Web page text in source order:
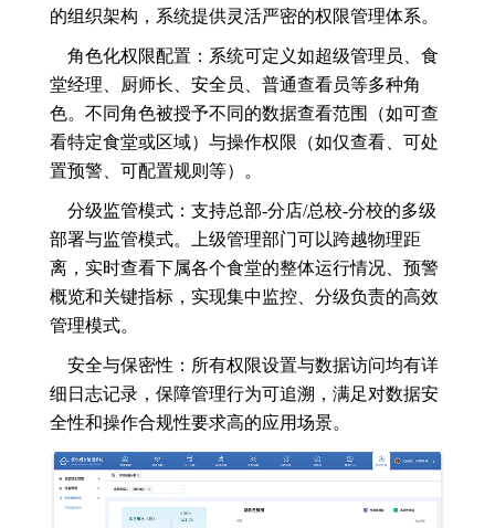
的组织架构，系统提供灵活严密的权限管理体系。
角色化权限配置：系统可定义如超级管理员、食
堂经理、厨师长、安全员、普通查看员等多种角
色。不同角色被授予不同的数据查看范围（如可查
看特定食堂或区域）与操作权限（如仅查看、可处
置预警、可配置规则等）。
分级监管模式：支持总部-分店/总校-分校的多级
部署与监管模式。上级管理部门可以跨越物理距
离，实时查看下属各个食堂的整体运行情况、预警
概览和关键指标，实现集中监控、分级负责的高效
管理模式。
安全与保密性：所有权限设置与数据访问均有详
细日志记录，保障管理行为可追溯，满足对数据安
全性和操作合规性要求高的应用场景。